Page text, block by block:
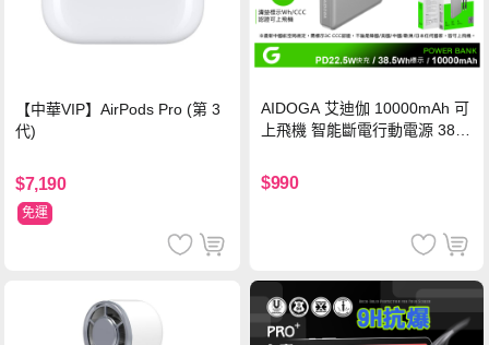
【中華VIP】AirPods Pro (第 3
代)
$7,190
免運
AIDOGA 艾迪伽 10000mAh 可
上飛機 智能斷電行動電源 38.5
灣BSMI/中國CCC/歐美CE/FCC
認證
$990